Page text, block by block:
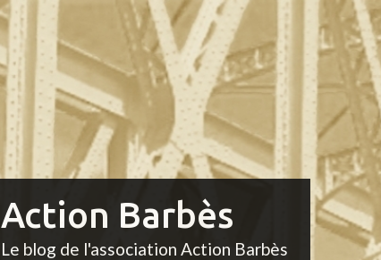
Action Barbès
Le blog de l'association Action Barbès